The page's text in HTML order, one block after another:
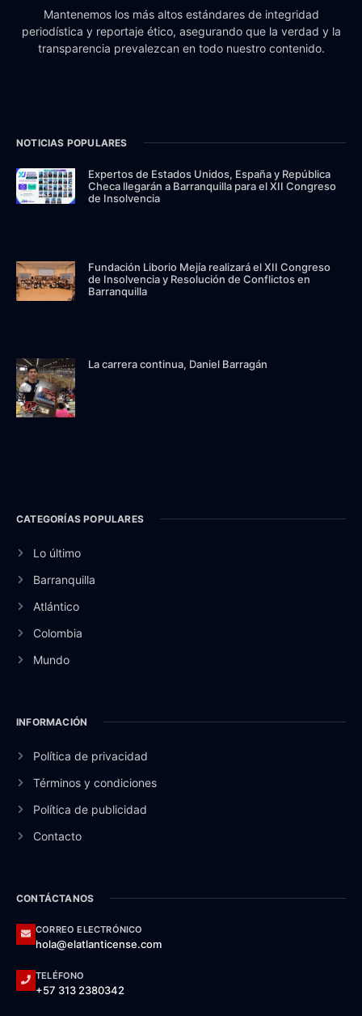
Mantenemos los más altos estándares de integridad
periodística y reportaje ético, asegurando que la verdad y la
transparencia prevalezcan en todo nuestro contenido.
NOTICIAS POPULARES
Expertos de Estados Unidos, España y República
Checa llegarán a Barranquilla para el XII Congreso
de Insolvencia
Fundación Liborio Mejía realizará el XII Congreso
de Insolvencia y Resolución de Conflictos en
Barranquilla
La carrera continua, Daniel Barragán
CATEGORÍAS POPULARES
Lo último
Barranquilla
Atlántico
Colombia
Mundo
INFORMACIÓN
Política de privacidad
Términos y condiciones
Política de publicidad
Contacto
CONTÁCTANOS
CORREO ELECTRÓNICO
hola@elatlanticense.com
TELÉFONO
+57 313 2380342